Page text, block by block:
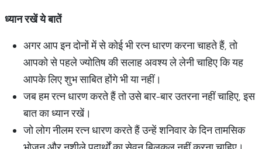
ध्यानरखेंयेबातें
अगर आप इन दोनों में से कोई भी रत्न धारण करना चाहते हैं, तो
आपको से पहले ज्योतिष की सलाह अवश्य ले लेनी चाहिए कि यह
आपके लिए शुभ साबित होंगे भी या नहीं।
जब हम रत्न धारण करते हैं तो उसे बार-बार उतरना नहीं चाहिए, इस
बात का ध्यान रखें।
जो लोग नीलम रत्न धारण करते हैं उन्हें शनिवार के दिन तामसिक